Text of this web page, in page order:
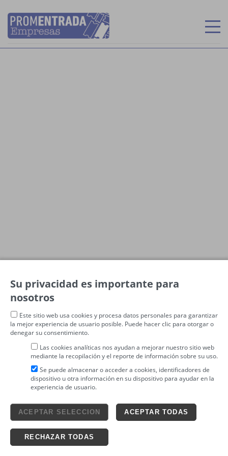
powered by4tickets S.L.
Ticketing solutions
Aviso legal
Condiciones generales
Su privacidad es importante para
nosotros
Este sitio web usa cookies y procesa datos personales para garantizar
la mejor experiencia de usuario posible. Puede hacer clic para otorgar o
denegar su consentimiento.
Las cookies analíticas nos ayudan a mejorar nuestro sitio web
mediante la recopilación y el reporte de información sobre su uso.
Se puede almacenar o acceder a cookies, identificadores de
dispositivo u otra información en su dispositivo para ayudar en la
experiencia de usuario.
ACEPTAR TODAS
ACEPTAR SELECCION
RECHAZAR TODAS